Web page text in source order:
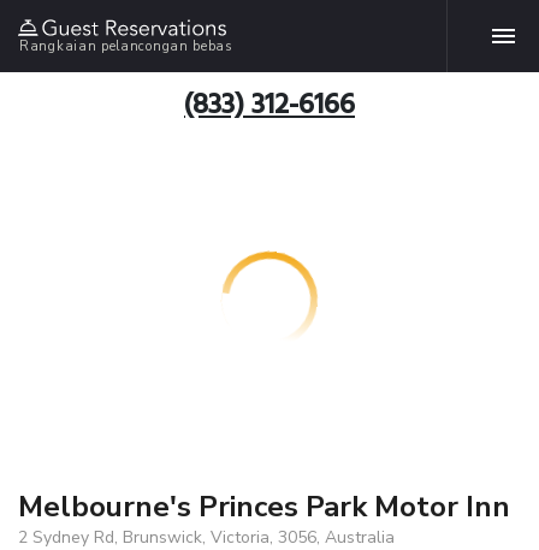
Rangkaian pelancongan bebas
(833) 312-6166
Melbourne's Princes Park Motor Inn
2 Sydney Rd, Brunswick, Victoria, 3056, Australia